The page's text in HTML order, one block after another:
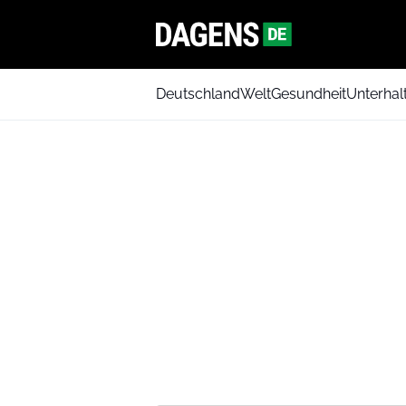
DeutschlandWeltGesundheit